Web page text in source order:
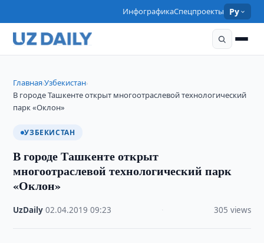
ИнфографикаСпецпроекты Ру
Главная›Узбекистан›
В городе Ташкенте открыт многоотраслевой технологический
парк «Оклон»
УЗБЕКИСТАН
В городе Ташкенте открыт
многоотраслевой технологический парк
«Оклон»
UzDaily ·02.04.2019 ·09:23 305 views